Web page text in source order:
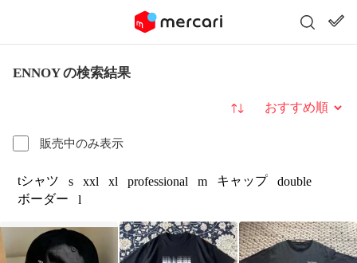
ENNOY の検索結果
販売中のみ表示
並び替え
tシャツ s xxl xl professional m キャップ
double
ボーダー
l